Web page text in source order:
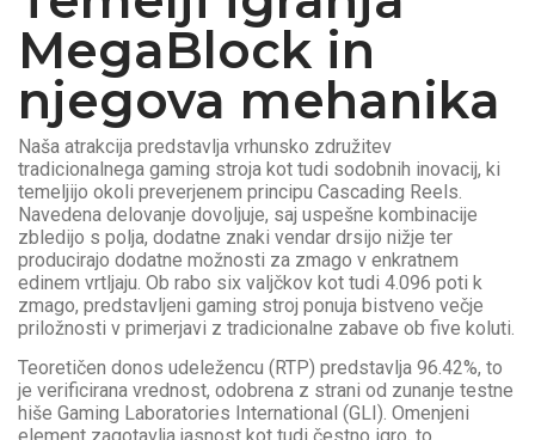
MegaBlock in
njegova mehanika
Naša atrakcija predstavlja vrhunsko združitev
tradicionalnega gaming stroja kot tudi sodobnih inovacij, ki
temeljijo okoli preverjenem principu Cascading Reels.
Navedena delovanje dovoljuje, saj uspešne kombinacije
zbledijo s polja, dodatne znaki vendar drsijo nižje ter
producirajo dodatne možnosti za zmago v enkratnem
edinem vrtljaju. Ob rabo six valjčkov kot tudi 4.096 poti k
zmago, predstavljeni gaming stroj ponuja bistveno večje
priložnosti v primerjavi z tradicionalne zabave ob five koluti.
Teoretičen donos udeležencu (RTP) predstavlja 96.42%, to
je verificirana vrednost, odobrena z strani od zunanje testne
hiše Gaming Laboratories International (GLI). Omenjeni